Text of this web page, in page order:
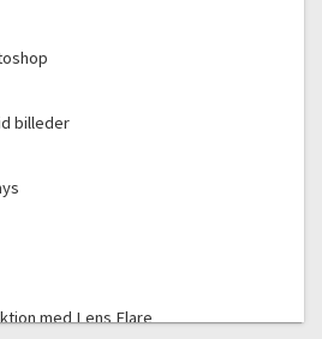
billeder
med Lens Flare